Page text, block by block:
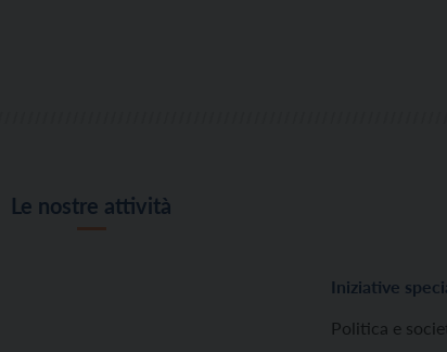
Le nostre attività
Iniziative
Politica e